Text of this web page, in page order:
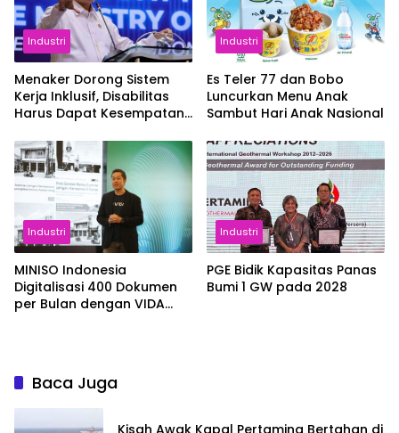
Industri
Menaker Dorong Sistem
Kerja Inklusif, Disabilitas
Harus Dapat Kesempatan
Industri
Es Teler 77 dan Bobo
Luncurkan Menu Anak
Sambut Hari Anak Nasional
Industri
MINISO Indonesia
Digitalisasi 400 Dokumen
per Bulan dengan VIDA
Industri
PGE Bidik Kapasitas Panas
Bumi 1 GW pada 2028
Baca Juga
Kisah Awak Kapal Pertamina Bertahan di